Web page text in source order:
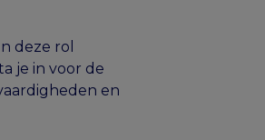
deze rol
je in voor de
en